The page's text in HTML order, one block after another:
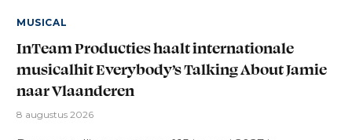
MUSICAL
InTeam Producties haalt internationale
musicalhit Everybody’s Talking About Jamie
naar Vlaanderen
8 augustus 2026